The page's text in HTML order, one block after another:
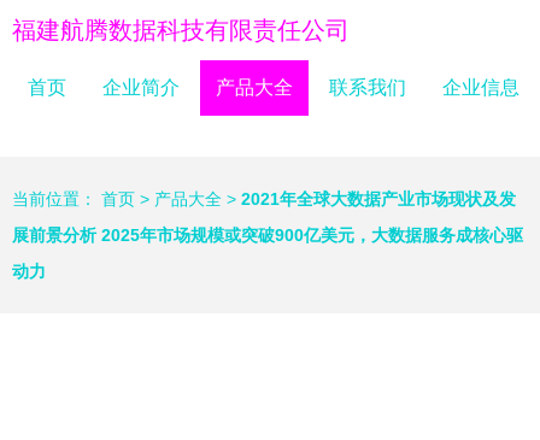
福建航腾数据科技有限责任公司
首页 企业简介 产品大全 联系我们 企业信息
当前位置： 首页 > 产品大全 > 2021年全球大数据产业市场现状及发
展前景分析 2025年市场规模或突破900亿美元，大数据服务成核心驱
动力